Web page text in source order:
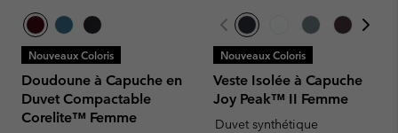
Nouveaux Coloris
Doudoune à Capuche en
Duvet Compactable
Corelite™ Femme
Nouveaux Coloris
Veste Isolée à Capuche
Joy Peak™ II Femme
Duvet synthétique